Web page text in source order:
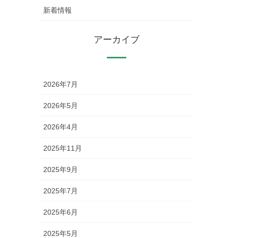
新着情報
アーカイブ
2026年7月
2026年5月
2026年4月
2025年11月
2025年9月
2025年7月
2025年6月
2025年5月